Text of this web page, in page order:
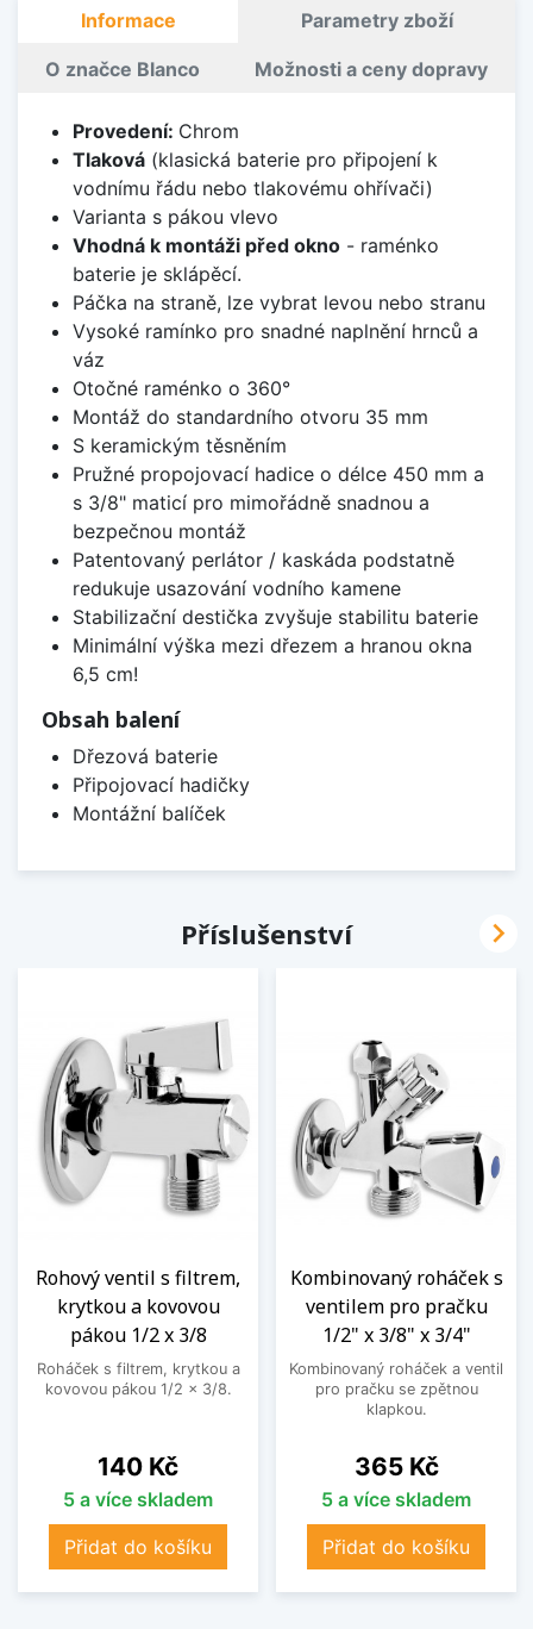
Informace Parametry zboží
O značce Blanco Možnosti a ceny dopravy
Provedení: Chrom
Tlaková(klasická baterie pro připojení k
vodnímu řádu nebo tlakovému ohřívači)
Varianta s pákou vlevo
Vhodná k montáži před okno- raménko
baterie je sklápěcí.
Páčka na straně, lze vybrat levou nebo stranu
Vysoké ramínko pro snadné naplnění hrnců a
váz
Otočné raménko o 360°
Montáž do standardního otvoru 35 mm
S keramickým těsněním
Pružné propojovací hadice o délce 450 mm a
s 3/8" maticí pro mimořádně snadnou a
bezpečnou montáž
Patentovaný perlátor / kaskáda podstatně
redukuje usazování vodního kamene
Stabilizační destička zvyšuje stabilitu baterie
Minimální výška mezi dřezem a hranou okna
6,5 cm!
Obsah balení
Dřezová baterie
Připojovací hadičky
Montážní balíček
Příslušenství
Rohový ventil s filtrem,
krytkou a kovovou
pákou 1/2 x 3/8
Roháček s filtrem, krytkou a
kovovou pákou 1/2 x 3/8.
Cena
140 Kč
5 a více skladem
Přidat do košíku
Kombinovaný roháček s
ventilem pro pračku
1/2" x 3/8" x 3/4"
Kombinovaný roháček a ventil
pro pračku se zpětnou
klapkou.
Cena
365 Kč
5 a více skladem
Přidat do košíku
